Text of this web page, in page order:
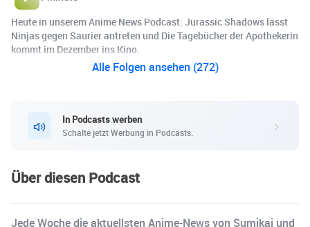
Heute in unserem Anime News Podcast: Jurassic Shadows lässt
Ninjas gegen Saurier antreten und Die Tagebücher der Apothekerin
kommt im Dezember ins Kino.
Alle Folgen ansehen (272)
In Podcasts werben
Schalte jetzt Werbung in Podcasts.
Über diesen Podcast
Jede Woche die aktuellsten Anime-News von Sumikai und